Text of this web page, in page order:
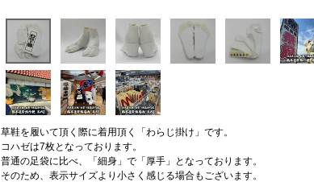
草鞋を履いて頂く際に着用頂く「わらじ掛け」です。
コハゼは7枚となっております。
普通の足袋に比べ、「細身」で「厚手」となっております。
そのため、表示サイズより小さく感じる場合もございます。